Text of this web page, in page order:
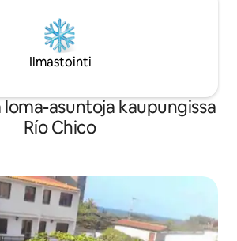
Ilmastointi
asuntoja kaupungissa
Río Chico